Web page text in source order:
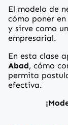
El modelo de
cómo poner
y sirve como
empresarial.
En esta clase
Abad, cómo
permita
efectiva.